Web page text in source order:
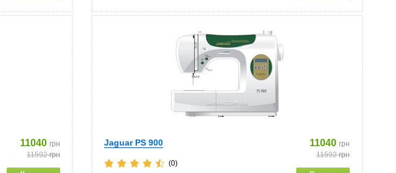
11040 грн
11592грн
Jaguar PS 900 11040 грн
11592грн
(0)